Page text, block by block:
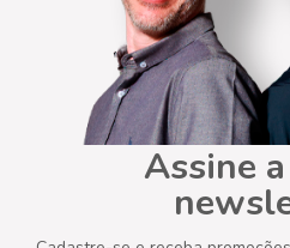
Assine